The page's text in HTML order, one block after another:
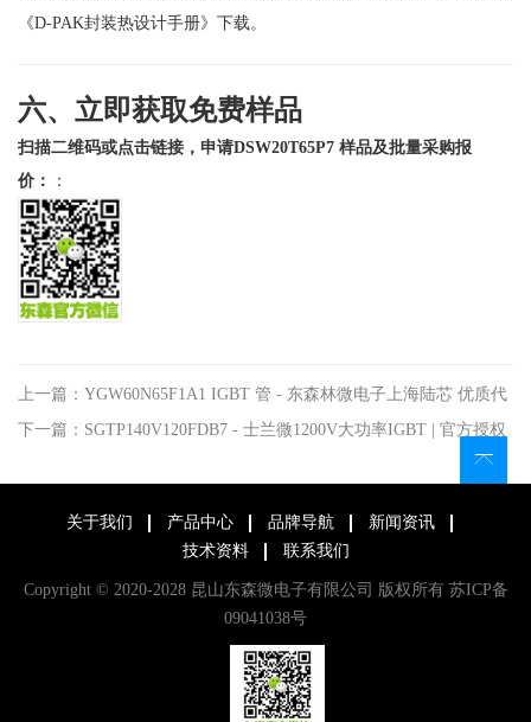
《D-PAK封装热设计手册》 下载。
六、立即获取免费样品
扫描二维码或点击链接，申请DSW20T65P7 样品及批量采购报
价：
：
上一篇：YGW60N65F1A1 IGBT 管 - 东森林微电子上海陆芯 优质代
理
下一篇：SGTP140V120FDB7 - 士兰微1200V大功率IGBT | 官方授权
关于我们 产品中心 品牌导航
新闻资讯
技术资料
联系我们
Copyright © 2020-2028 昆山东森微电子有限公司 版权所有苏ICP备
09041038号